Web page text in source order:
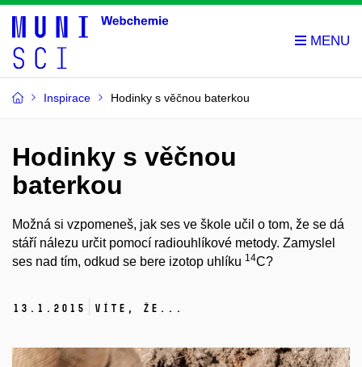
Inspirace Hodinky s věčnou baterkou
Hodinky s věčnou
baterkou
Možná si vzpomeneš, jak ses ve škole učil o tom, že se dá
stáří nálezu určit pomocí radiouhlíkové metody. Zamyslel
ses nad tím, odkud se bere izotop uhlíku 14C?
13. 1. 2015 Víte, že...